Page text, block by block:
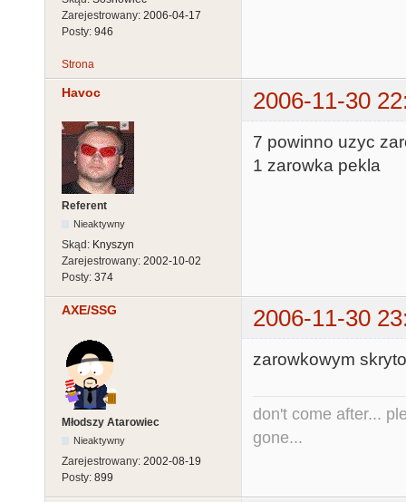
Zarejestrowany: 2006-04-17
Posty: 946
Strona
Havoc 2006-11-30
Referent
Nieaktywny
Skąd: Knyszyn
Zarejestrowany: 2002-10-02
Posty: 374
7 powinno uzyc
1 zarowka pekla
AXE/SSG 2006-11-30
Młodszy Atarowiec
Nieaktywny
Zarejestrowany: 2002-08-19
Posty: 899
zarowkowym
don't come after...
gone...